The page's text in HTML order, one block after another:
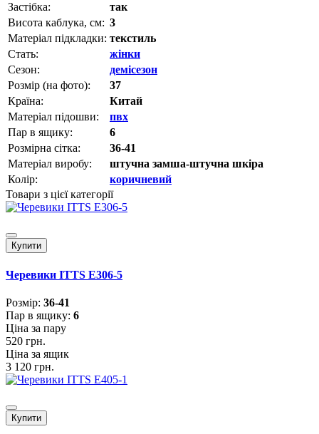
Застібка:
так
Висота каблука, см: 3
Матеріал підкладки: текстиль
Стать:
жінки
Сезон:
демісезон
Розмір (на фото):
37
Країна:
Китай
Матеріал підошви:
пвх
Пар в ящику:
6
Розмірна сітка:
36-41
Матеріал виробу:
штучна замша-штучна шкіра
Колір:
коричневий
Товари з цієї категорії
Купити
Черевики ITTS E306-5
Розмiр: 36-41
Пар в ящику: 6
Ціна за пару
520 грн.
Ціна за ящик
3 120 грн.
Купити